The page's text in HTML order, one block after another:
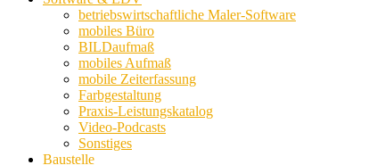
betriebswirtschaftliche Maler-Software
mobiles Büro
BILDaufmaß
mobiles Aufmaß
mobile Zeiterfassung
Farbgestaltung
Praxis-Leistungskatalog
Video-Podcasts
Sonstiges
Baustelle